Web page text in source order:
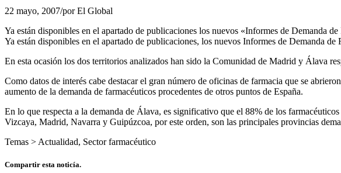
22 mayo, 2007/porEl Global
Ya están disponibles en el apartado de publicaciones los nuevos «Informes de Demanda
Ya están disponibles en el apartado de publicaciones, los nuevos Informes de Demanda
En esta ocasión los dos territorios analizados han sido la Comunidad de Madrid y Álava
Como datos de interés cabe destacar el gran número de oficinas de farmacia que se
aumento de la demanda de farmacéuticos procedentes de otros puntos de España.
En lo que respecta a la demanda de Álava, es significativo que el 88% de los
Vizcaya, Madrid, Navarra y Guipúzcoa, por este orden, son las principales provincias
Temas > Actualidad, Sector farmacéutico
Compartir esta noticía.